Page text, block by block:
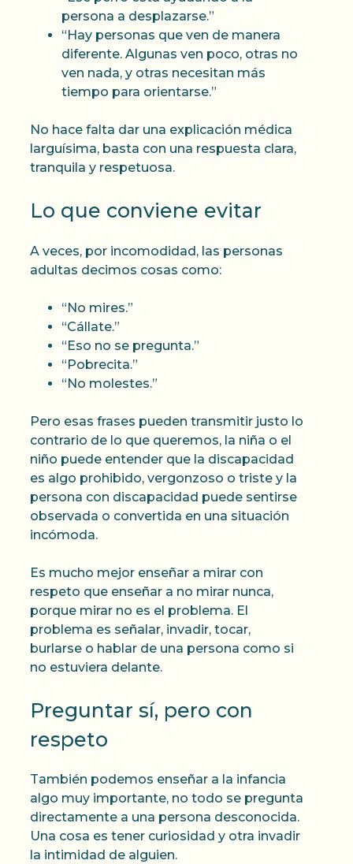
persona a desplazarse.”
“Hay personas que ven de manera
diferente. Algunas ven poco, otras no
ven nada, y otras necesitan más
tiempo para orientarse.”
No hace falta dar una explicación médica
larguísima, basta con una respuesta clara,
tranquila y respetuosa.
Lo que conviene evitar
A veces, por incomodidad, las personas
adultas decimos cosas como:
“No mires.”
“Cállate.”
“Eso no se pregunta.”
“Pobrecita.”
“No molestes.”
Pero esas frases pueden transmitir justo lo
contrario de lo que queremos, la niña o el
niño puede entender que la discapacidad
es algo prohibido, vergonzoso o triste y la
persona con discapacidad puede sentirse
observada o convertida en una situación
incómoda.
Es mucho mejor enseñar a mirar con
respeto que enseñar a no mirar nunca,
porque mirar no es el problema. El
problema es señalar, invadir, tocar,
burlarse o hablar de una persona como si
no estuviera delante.
Preguntar sí, pero con
respeto
También podemos enseñar a la infancia
algo muy importante, no todo se pregunta
directamente a una persona desconocida.
Una cosa es tener curiosidad y otra invadir
la intimidad de alguien.